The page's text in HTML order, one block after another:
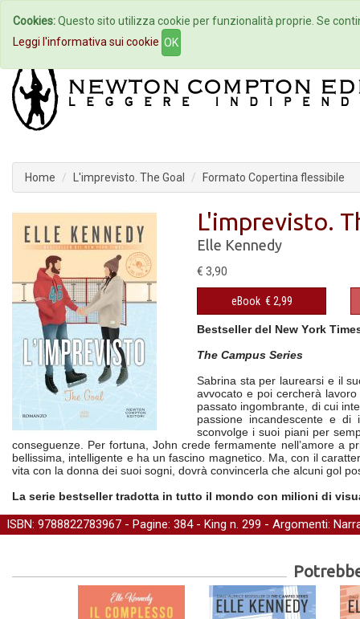
Home Autori Eventi
Home L'imprevisto. The Goal Formato Copertina flessibile
L'imprevisto.
Elle Kennedy
€ 3,90
eBook € 2,99
Bestseller del New York
The Campus Series
Sabrina sta per laurearsi e il
avvocato e poi cercherà
passato ingombrante, di cui
passione incandescente e di
sconvolge i suoi piani per
conseguenze. Per fortuna, John crede fermamente nell’amore a
bellissima, intelligente e ha un fascino magnetico. Ma, con il
vita con la donna dei suoi sogni, dovrà convincerla che alcuni gol
La serie bestseller tradotta in tutto il mondo con milioni di
ISBN: 9788822783967 - Pagine: 384 - King n. 299 - Argomenti:
Cookies:Questo sito utilizza cookie per funzionalità proprie. Se
Leggi l'informativa sui cookie OK